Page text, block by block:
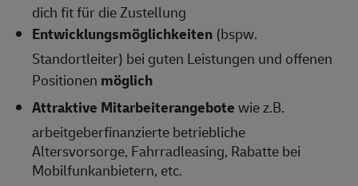
dich fit für die Zustellung
Entwicklungsmöglichkeiten (bspw.
Standortleiter) bei guten Leistungen und offenen
Positionen möglich
Attraktive Mitarbeiterangebotewie z.B.
arbeitgeberfinanzierte betriebliche
Altersvorsorge, Fahrradleasing, Rabatte bei
Mobilfunkanbietern, etc.